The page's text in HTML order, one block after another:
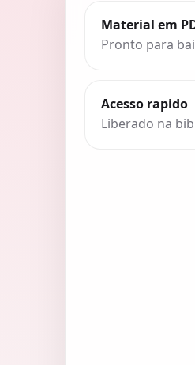
Material em
Pronto para
Acesso rapido
Liberado na